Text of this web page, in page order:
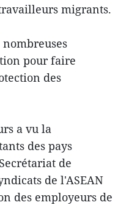
migrants.
pour faire
des
a vu la
des pays
de
de l'ASEAN
des employeurs de